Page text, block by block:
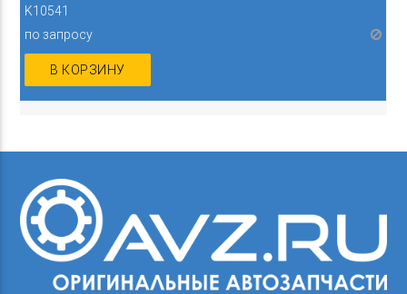
K10541
по запросу
В КОРЗИНУ